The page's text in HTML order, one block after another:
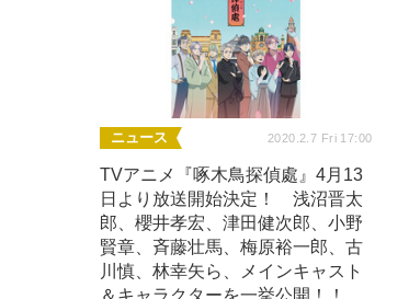
ニュース 2020.2.7 Fri 17:00
TVアニメ『啄木鳥探偵處』4月13
日より放送開始決定！ 浅沼晋太
郎、櫻井孝宏、津田健次郎、小野
賢章、斉藤壮馬、梅原裕一郎、古
川慎、林幸矢ら、メインキャスト